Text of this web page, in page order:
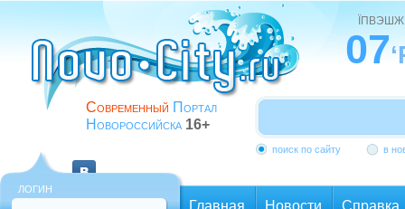
Современный Портал
Новороссийска 16+
07
поиск по сайту в
ЛОГИН
Главная Новости Справка